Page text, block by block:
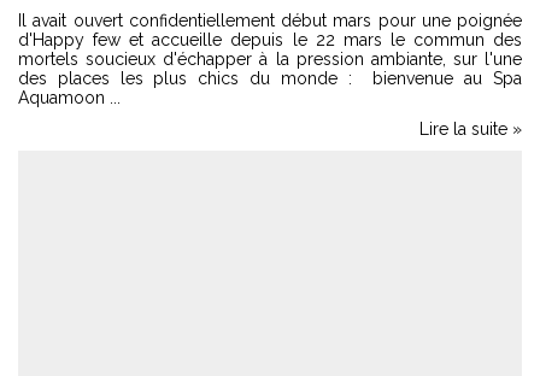
Il avait ouvert confidentiellement début mars pour une poignée
d'Happy few et accueille depuis le 22 mars le commun des
mortels soucieux d'échapper à la pression ambiante, sur l'une
des places les plus chics du monde : bienvenue au Spa
Aquamoon ...
Lire la suite »